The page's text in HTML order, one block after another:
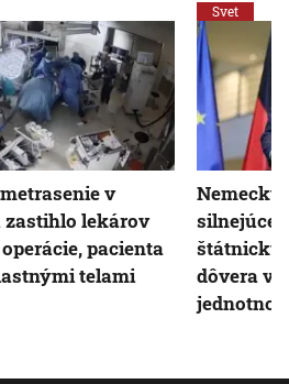
v
lekárov
pacienta
telami
Svet
Nemecký
silnejúcej
štátnickú
dôvera v